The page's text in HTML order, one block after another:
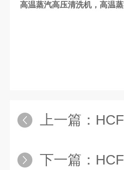
高温蒸汽高压清洗机， 高温
上一篇：
下一篇：